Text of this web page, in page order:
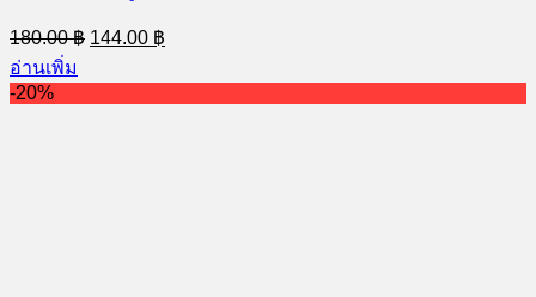
180.00฿ Original
price
180.00 ฿.
144.00 ฿
price
144.00 ฿.
อ่านเพิ่ม
-20%